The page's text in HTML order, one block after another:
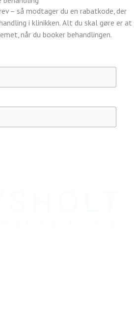
– så modtager du en rabatkode, der
i klinikken. Alt du skal gøre er at
når du booker behandlingen.